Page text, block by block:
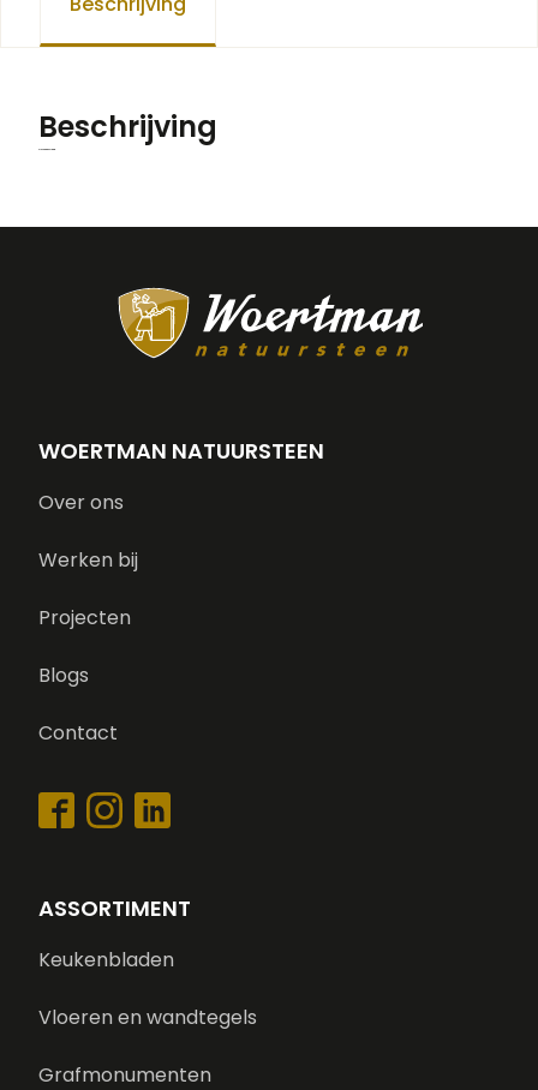
Beschrijving
Prijs op aanvraag.
WOERTMAN NATUURSTEEN
Over ons
Werken bij
Projecten
Blogs
Contact
ASSORTIMENT
Keukenbladen
Vloeren en wandtegels
Grafmonumenten